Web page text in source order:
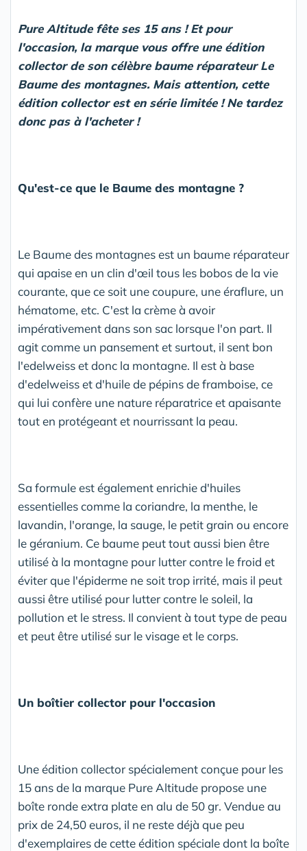
Pure Altitude fête ses 15 ans ! Et pour
l'occasion, la marque vous offre une édition
collector de son célèbre baume réparateur Le
Baume des montagnes. Mais attention, cette
édition collector est en série limitée ! Ne tardez
donc pas à l'acheter !
Qu'est-ce que le Baume des montagne ?
Le Baume des montagnes est un baume réparateur
qui apaise en un clin d'œil tous les bobos de la vie
courante, que ce soit une coupure, une éraflure, un
hématome, etc. C'est la crème à avoir
impérativement dans son sac lorsque l'on part. Il
agit comme un pansement et surtout, il sent bon
l'edelweiss et donc la montagne. Il est à base
d'edelweiss et d'huile de pépins de framboise, ce
qui lui confère une nature réparatrice et apaisante
tout en protégeant et nourrissant la peau.
Sa formule est également enrichie d'huiles
essentielles comme la coriandre, la menthe, le
lavandin, l'orange, la sauge, le petit grain ou encore
le géranium. Ce baume peut tout aussi bien être
utilisé à la montagne pour lutter contre le froid et
éviter que l'épiderme ne soit trop irrité, mais il peut
aussi être utilisé pour lutter contre le soleil, la
pollution et le stress. Il convient à tout type de peau
et peut être utilisé sur le visage et le corps.
Un boîtier collector pour l'occasion
Une édition collector spécialement conçue pour les
15 ans de la marque Pure Altitude propose une
boîte ronde extra plate en alu de 50 gr. Vendue au
prix de 24,50 euros, il ne reste déjà que peu
d'exemplaires de cette édition spéciale dont la boîte